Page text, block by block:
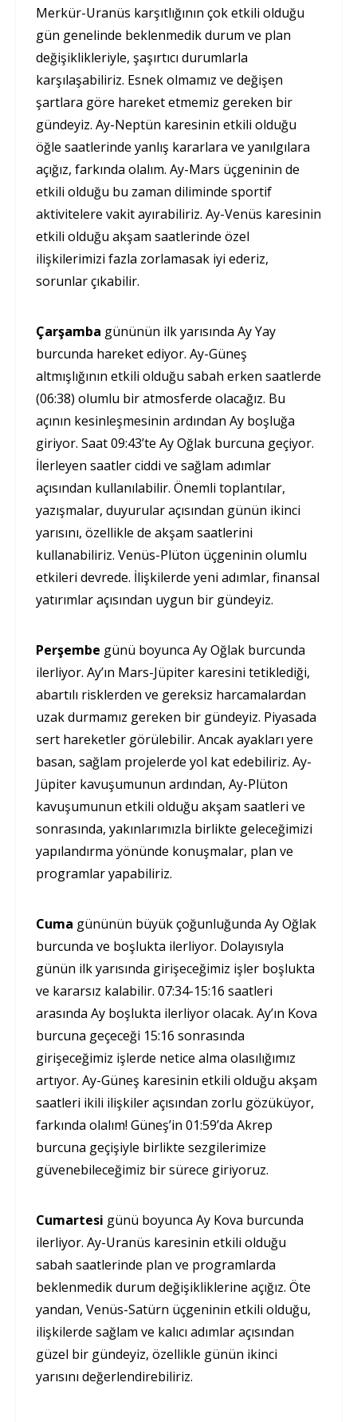
Merkür-Uranüs karşıtlığının çok etkili olduğu
gün genelinde beklenmedik durum ve plan
değişiklikleriyle, şaşırtıcı durumlarla
karşılaşabiliriz. Esnek olmamız ve değişen
şartlara göre hareket etmemiz gereken bir
gündeyiz. Ay-Neptün karesinin etkili olduğu
öğle saatlerinde yanlış kararlara ve yanılgılara
açığız, farkında olalım. Ay-Mars üçgeninin de
etkili olduğu bu zaman diliminde sportif
aktivitelere vakit ayırabiliriz. Ay-Venüs karesinin
etkili olduğu akşam saatlerinde özel
ilişkilerimizi fazla zorlamasak iyi ederiz,
sorunlar çıkabilir.
Çarşamba gününün ilk yarısında Ay Yay
burcunda hareket ediyor. Ay-Güneş
altmışlığının etkili olduğu sabah erken saatlerde
(06:38) olumlu bir atmosferde olacağız. Bu
açının kesinleşmesinin ardından Ay boşluğa
giriyor. Saat 09:43’te Ay Oğlak burcuna geçiyor.
İlerleyen saatler ciddi ve sağlam adımlar
açısından kullanılabilir. Önemli toplantılar,
yazışmalar, duyurular açısından günün ikinci
yarısını, özellikle de akşam saatlerini
kullanabiliriz. Venüs-Plüton üçgeninin olumlu
etkileri devrede. İlişkilerde yeni adımlar, finansal
yatırımlar açısından uygun bir gündeyiz.
Perşembe günü boyunca Ay Oğlak burcunda
ilerliyor. Ay’ın Mars-Jüpiter karesini tetiklediği,
abartılı risklerden ve gereksiz harcamalardan
uzak durmamız gereken bir gündeyiz. Piyasada
sert hareketler görülebilir. Ancak ayakları yere
basan, sağlam projelerde yol kat edebiliriz. Ay-
Jüpiter kavuşumunun ardından, Ay-Plüton
kavuşumunun etkili olduğu akşam saatleri ve
sonrasında, yakınlarımızla birlikte geleceğimizi
yapılandırma yönünde konuşmalar, plan ve
programlar yapabiliriz.
Cuma gününün büyük çoğunluğunda Ay Oğlak
burcunda ve boşlukta ilerliyor. Dolayısıyla
günün ilk yarısında girişeceğimiz işler boşlukta
ve kararsız kalabilir. 07:34-15:16 saatleri
arasında Ay boşlukta ilerliyor olacak. Ay’ın Kova
burcuna geçeceği 15:16 sonrasında
girişeceğimiz işlerde netice alma olasılığımız
artıyor. Ay-Güneş karesinin etkili olduğu akşam
saatleri ikili ilişkiler açısından zorlu gözüküyor,
farkında olalım! Güneş’in 01:59’da Akrep
burcuna geçişiyle birlikte sezgilerimize
güvenebileceğimiz bir sürece giriyoruz.
Cumartesi günü boyunca Ay Kova burcunda
ilerliyor. Ay-Uranüs karesinin etkili olduğu
sabah saatlerinde plan ve programlarda
beklenmedik durum değişikliklerine açığız. Öte
yandan, Venüs-Satürn üçgeninin etkili olduğu,
ilişkilerde sağlam ve kalıcı adımlar açısından
güzel bir gündeyiz, özellikle günün ikinci
yarısını değerlendirebiliriz.